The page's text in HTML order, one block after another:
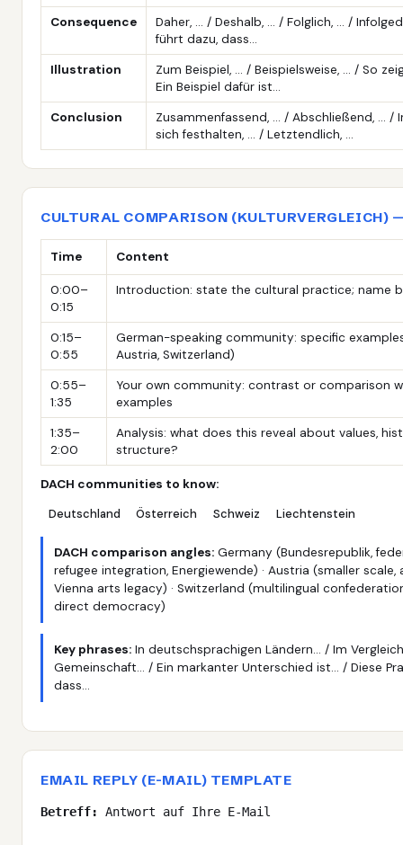
Consequence
Daher, … / Deshalb, … / Folglich, … /
führt dazu, dass…
Illustration
Zum Beispiel, … / Beispielsweise, … / So
Ein Beispiel dafür ist…
Conclusion
Zusammenfassend, … / Abschließend, … /
sich festhalten, … / Letztendlich, …
CULTURAL COMPARISON (KULTURVERGLEICH)
Time Content
0:00–
0:15
Introduction: state the cultural practice; name
0:15–
0:55
German-speaking community: specific
Austria, Switzerland)
0:55–
1:35
Your own community: contrast or comparison
examples
1:35–
2:00
Analysis: what does this reveal about values,
structure?
DACH communities to know:
Deutschland
Österreich Schweiz Liechtenstein
DACH comparison angles: Germany (Bundesrepublik,
refugee integration, Energiewende) · Austria (smaller scale,
Vienna arts legacy) · Switzerland (multilingual
direct democracy)
Key phrases: In deutschsprachigen Ländern… / Im
Gemeinschaft… / Ein markanter Unterschied ist… / Diese
dass…
EMAIL REPLY (E-MAIL) TEMPLATE
Betreff: Antwort auf Ihre E-Mail